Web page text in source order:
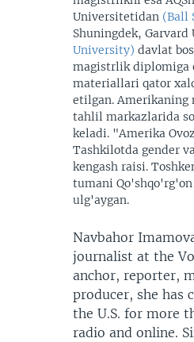
Universitetidan (Ball
Shuningdek,
University) davlat
magistrlik diplomiga
materiallari qator
etilgan.
tahlil markazlarida
keladi. "Amerika
Tashkilotda gender
kengash raisi.
tumani
ulg'aygan.
Navbahor
journalist at the
anchor, reporter,
producer, she has
the U.S. for more
radio and online.